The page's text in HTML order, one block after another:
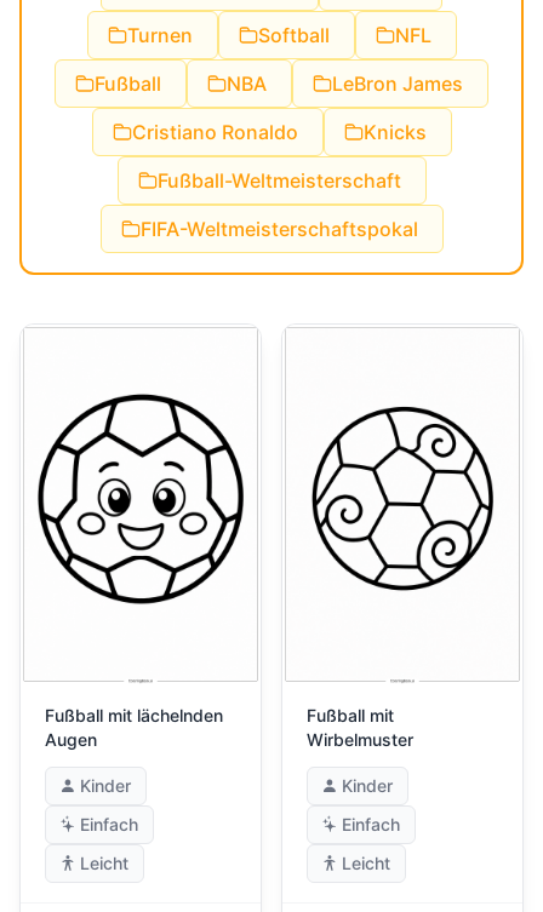
Turnen
Softball
NFL
Fußball
NBA
LeBron James
Cristiano Ronaldo
Knicks
Fußball-Weltmeisterschaft
FIFA-Weltmeisterschaftspokal
Fußball mit lächelnden
Augen
Kinder
Einfach
Leicht
Fußball mit
Wirbelmuster
Kinder
Einfach
Leicht